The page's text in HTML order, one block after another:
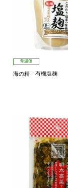
常温便
海の精 有機塩麹